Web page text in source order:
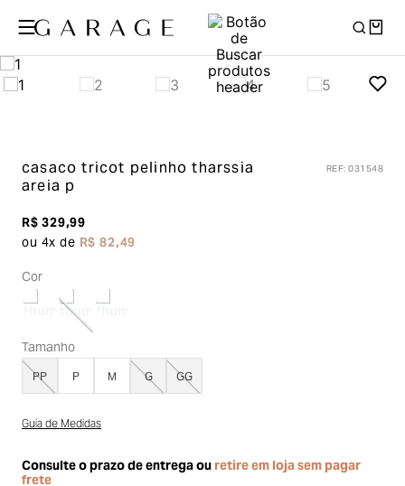
casaco tricot pelinho tharssia
areia p
REF:031548
R$329,99
ou 4x de R$82,49
Cor
Tamanho
PP P M G GG
Guia de Medidas